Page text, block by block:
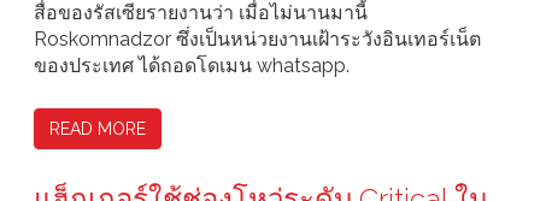
สื่อของรัสเซียรายงานว่า เมื่อไม่นานมานี้
Roskomnadzor ซึ่งเป็นหน่วยงานเฝ้าระวังอินเทอร์เน็ต
ของประเทศ ได้ถอดโดเมน whatsapp.
READ MORE